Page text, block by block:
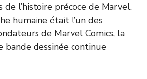
de l’histoire précoce de Marvel.
humaine était l’un des
de Marvel Comics, la
bande dessinée continue